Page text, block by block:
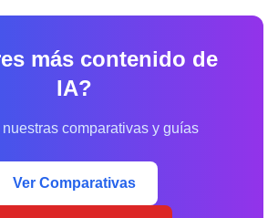
más contenido de
IA?
nuestras comparativas y guías
Ver Comparativas